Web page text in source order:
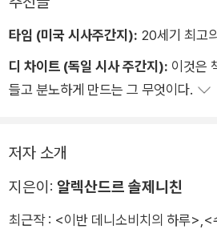
타임 (미국 시사주간지): 20세기 최고
디 차이트 (독일 시사 주간지): 이것은
들고 분노하게 만드는 그 무엇이다.
저자 소개
지은이: 알렉산드르 솔제니친
최근작 : <이반 데니소비치의 하루> <